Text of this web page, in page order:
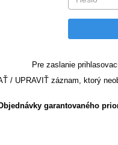
Pre zaslanie
/ UPRAVIŤ záznam, ktorý
garantovaného